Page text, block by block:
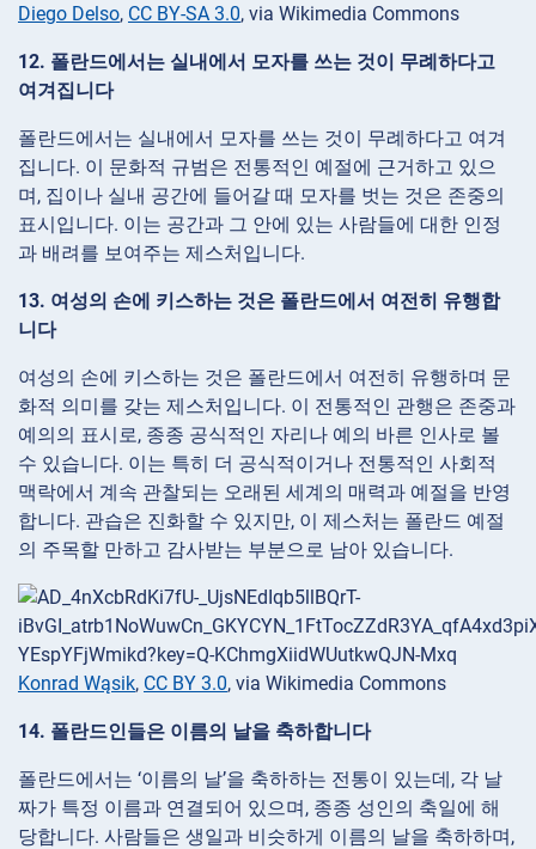
Diego Delso, CC BY-SA 3.0, via Wikimedia Commons
12. 폴란드에서는 실내에서 모자를 쓰는 것이 무례하다고
여겨집니다
폴란드에서는 실내에서 모자를 쓰는 것이 무례하다고 여겨
집니다. 이 문화적 규범은 전통적인 예절에 근거하고 있으
며, 집이나 실내 공간에 들어갈 때 모자를 벗는 것은 존중의
표시입니다. 이는 공간과 그 안에 있는 사람들에 대한 인정
과 배려를 보여주는 제스처입니다.
13. 여성의 손에 키스하는 것은 폴란드에서 여전히 유행합
니다
여성의 손에 키스하는 것은 폴란드에서 여전히 유행하며 문
화적 의미를 갖는 제스처입니다. 이 전통적인 관행은 존중과
예의의 표시로, 종종 공식적인 자리나 예의 바른 인사로 볼
수 있습니다. 이는 특히 더 공식적이거나 전통적인 사회적
맥락에서 계속 관찰되는 오래된 세계의 매력과 예절을 반영
합니다. 관습은 진화할 수 있지만, 이 제스처는 폴란드 예절
의 주목할 만하고 감사받는 부분으로 남아 있습니다.
Konrad Wąsik, CC BY 3.0, via Wikimedia Commons
14. 폴란드인들은 이름의 날을 축하합니다
폴란드에서는 ‘이름의 날’을 축하하는 전통이 있는데, 각 날
짜가 특정 이름과 연결되어 있으며, 종종 성인의 축일에 해
당합니다. 사람들은 생일과 비슷하게 이름의 날을 축하하며,